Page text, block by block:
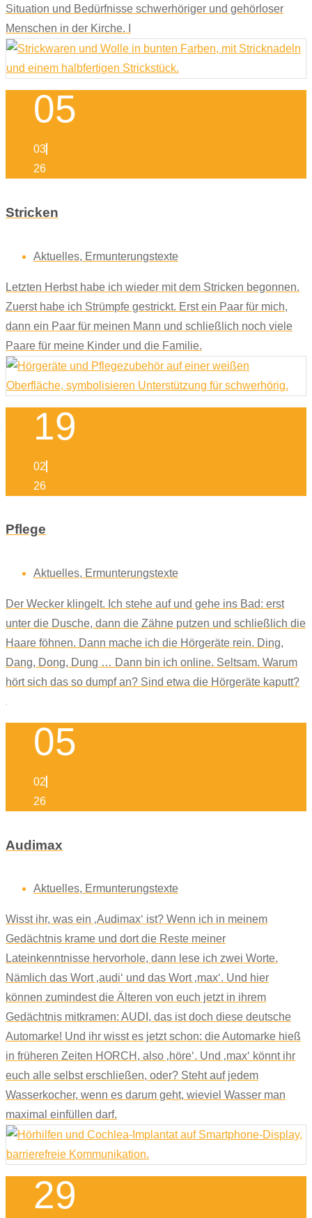
Situation und Bedürfnisse schwerhöriger und gehörloser
Menschen in der Kirche. I
05
03
26
Stricken
Aktuelles, Ermunterungstexte
Letzten Herbst habe ich wieder mit dem Stricken begonnen.
Zuerst habe ich Strümpfe gestrickt. Erst ein Paar für mich,
dann ein Paar für meinen Mann und schließlich noch viele
Paare für meine Kinder und die Familie.
19
02
26
Pflege
Aktuelles, Ermunterungstexte
Der Wecker klingelt. Ich stehe auf und gehe ins Bad: erst
unter die Dusche, dann die Zähne putzen und schließlich die
Haare föhnen. Dann mache ich die Hörgeräte rein. Ding,
Dang, Dong, Dung … Dann bin ich online. Seltsam. Warum
hört sich das so dumpf an? Sind etwa die Hörgeräte kaputt?
05
02
26
Audimax
Aktuelles, Ermunterungstexte
Wisst ihr, was ein ‚Audimax‘ ist? Wenn ich in meinem
Gedächtnis krame und dort die Reste meiner
Lateinkenntnisse hervorhole, dann lese ich zwei Worte.
Nämlich das Wort ‚audi‘ und das Wort ‚max‘. Und hier
können zumindest die Älteren von euch jetzt in ihrem
Gedächtnis mitkramen: AUDI, das ist doch diese deutsche
Automarke! Und ihr wisst es jetzt schon: die Automarke hieß
in früheren Zeiten HORCH, also ‚höre‘. Und ‚max‘ könnt ihr
euch alle selbst erschließen, oder? Steht auf jedem
Wasserkocher, wenn es darum geht, wieviel Wasser man
maximal einfüllen darf.
29